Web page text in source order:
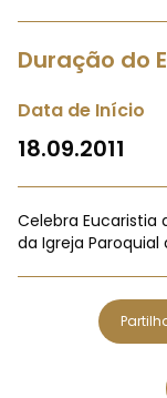
Duração do
Data de Início
18.09.2011
Celebra Eucaristia
da Igreja